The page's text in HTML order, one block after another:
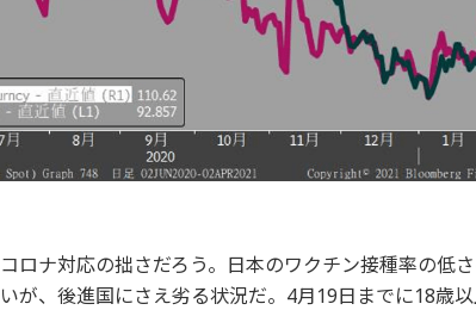
ロナ対応の拙さだろう。日本のワクチン接種率の低
が、後進国にさえ劣る状況だ。4月19日までに18歳